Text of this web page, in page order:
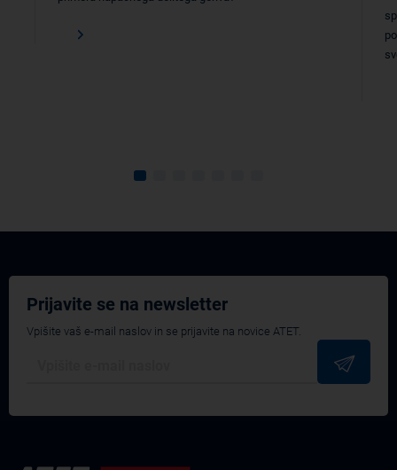
Prijavite se na newsletter
Vpišite vaš e-mail naslov in se prijavite na novice ATET.